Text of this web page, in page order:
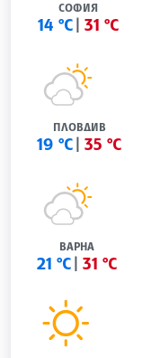
СОФИЯ
14 °C 31 °C
ПЛОВДИВ
19 °C 35 °C
ВАРНА
21 °C 31 °C